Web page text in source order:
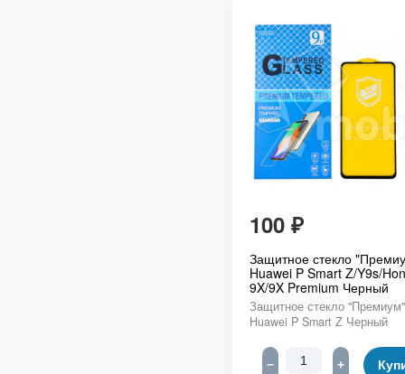
100 ₽
Защитное стекло
Huawei P Smart Z/Y9s/
9X/9X Premium Черный
Защитное стекло
Huawei P Smart Z Черный
− +